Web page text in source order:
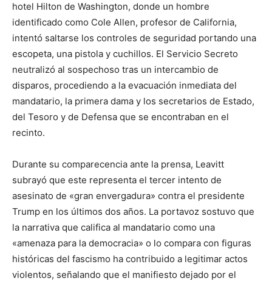
hotel Hilton de Washington, donde un hombre
identificado como Cole Allen, profesor de California,
intentó saltarse los controles de seguridad portando una
escopeta, una pistola y cuchillos. El Servicio Secreto
neutralizó al sospechoso tras un intercambio de
disparos, procediendo a la evacuación inmediata del
mandatario, la primera dama y los secretarios de Estado,
del Tesoro y de Defensa que se encontraban en el
recinto.
Durante su comparecencia ante la prensa, Leavitt
subrayó que este representa el tercer intento de
asesinato de «gran envergadura» contra el presidente
Trump en los últimos dos años. La portavoz sostuvo que
la narrativa que califica al mandatario como una
«amenaza para la democracia» o lo compara con figuras
históricas del fascismo ha contribuido a legitimar actos
violentos, señalando que el manifiesto dejado por el